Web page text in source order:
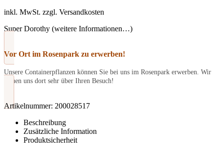
inkl. MwSt. zzgl. Versandkosten
Super Dorothy (weitere Informationen…)
Vor Ort im Rosenpark zu erwerben!
Unsere Containerpflanzen können Sie bei uns im Rosenpark erwerben. Wir
freuen uns dort sehr über Ihren Besuch!
Artikelnummer: 200028517
Beschreibung
Zusätzliche Information
Produktsicherheit